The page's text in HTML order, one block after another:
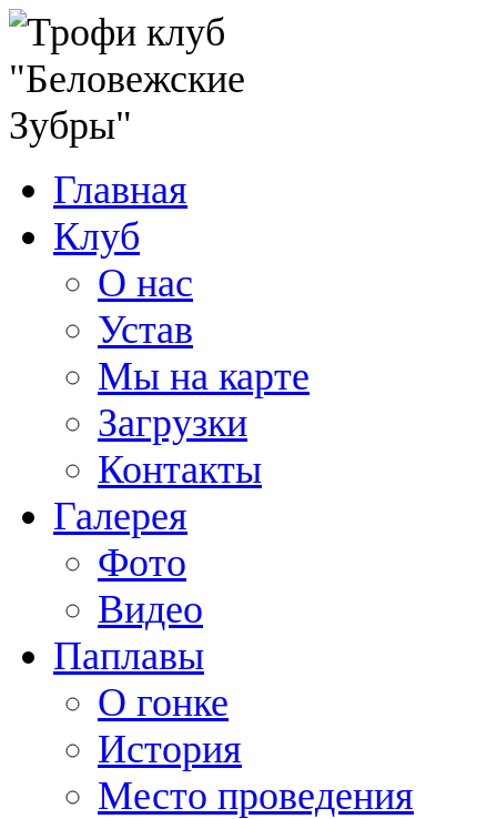
Главная
Клуб
О нас
Устав
Мы на карте
Загрузки
Контакты
Галерея
Фото
Видео
Паплавы
О гонке
История
Место проведения